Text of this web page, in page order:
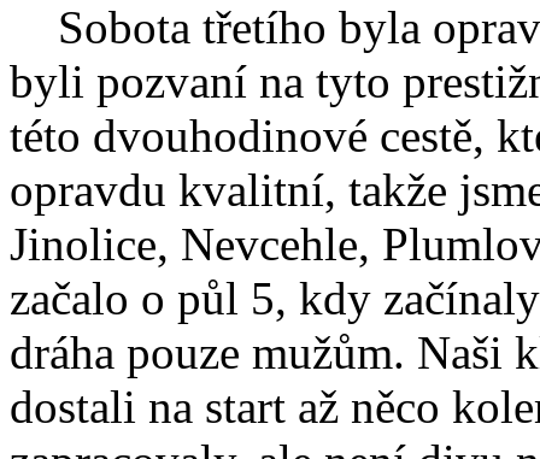
Sobota třetího byla
byli pozvaní na tyto
této dvouhodinové cestě,
opravdu kvalitní, takže
Jinolice, Nevcehle,
začalo o půl 5, kdy
dráha pouze mužům. Naši
dostali na start až něco